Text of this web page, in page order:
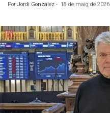
Por Jordi González - 18 de maig de 2026